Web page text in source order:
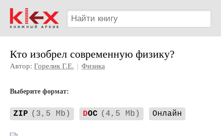
Кто изобрел современную физику?
Автор: Горелик Г.Е. | Физика
Выберите формат:
ZIP (3,5 Mb) DOC (4,5 Mb) Онлайн